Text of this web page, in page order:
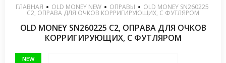
ГЛАВНАЯ OLD MONEY NEW ОПРАВЫ
  OLD MONEY SN260225
C2, ОПРАВА ДЛЯ ОЧКОВ КОРРИГИРУЮЩИХ, С ФУТЛЯРОМ
OLD MONEY SN260225 C2, ОПРАВА ДЛЯ ОЧКОВ
КОРРИГИРУЮЩИХ, С ФУТЛЯРОМ
NEW